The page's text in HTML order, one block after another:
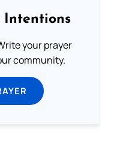
Intentions
your prayer
community.